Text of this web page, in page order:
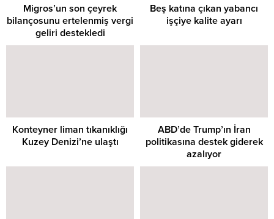
Migros’un son çeyrek
bilançosunu ertelenmiş vergi
geliri destekledi
Beş katına çıkan yabancı
işçiye kalite ayarı
Konteyner liman tıkanıklığı
Kuzey Denizi’ne ulaştı
ABD’de Trump’ın İran
politikasına destek giderek
azalıyor